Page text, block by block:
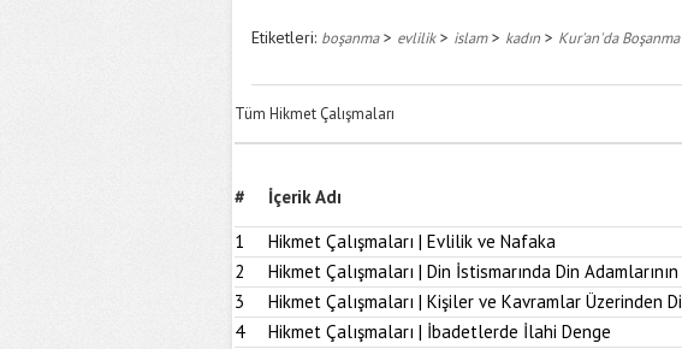
Etiketleri: boşanma> evlilik> islam> kadın > Kur'an'da Boşanma
Tüm Hikmet Çalışmaları
# İçerik Adı
1
Hikmet Çalışmaları | Evlilik ve Nafaka
2
Hikmet Çalışmaları | Din İstismarında Din
3
Hikmet Çalışmaları | Kişiler ve Kavramlar Üzerinden
4
Hikmet Çalışmaları | İbadetlerde İlahi Denge